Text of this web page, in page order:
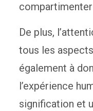
De plus,
tous les
également à
l’expérience
signification et